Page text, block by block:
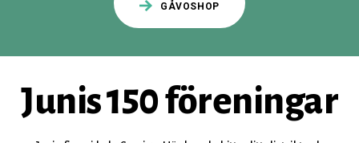
GÅVOSHOP
Junis 150 föreningar